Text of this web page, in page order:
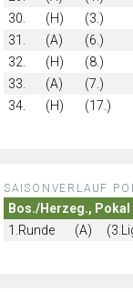
30.
(H) (3.)
31.
(A) (6.)
32.
(H) (8.)
33.
(A) (7.)
34.
(H) (17.)
SAISONVERLAUF
Bos./Herzeg., Pokal
1.Runde
(A)